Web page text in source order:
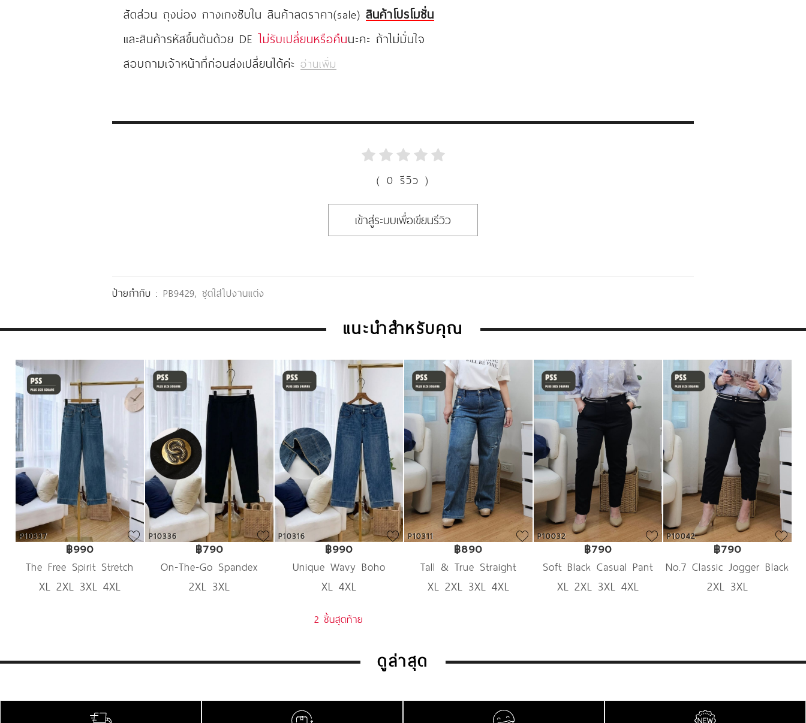
สัดส่วน ถุงน่อง กางเกงซับใน สินค้าลดราคา(sale) สินค้าโปรโมชั่น
และสินค้ารหัสขึ้นต้นด้วย DE ไม่รับเปลี่ยนหรือคืนนะคะ ถ้าไม่มั่นใจ
สอบถามเจ้าหน้าที่ก่อนส่งเปลี่ยนได้ค่ะ อ่านเพิ่ม
( 0 รีวิว )
เข้าสู่ระบบเพื่อเขียนรีวิว
ป้ายกำกับ :PB9429,ชุดใส่ไปงานแต่ง
แนะนำสำหรับคุณ
P10337
฿990
The Free Spirit Stretch
Denim
XL 2XL 3XL 4XL
P10336
฿790
On-The-Go Spandex
Trousers
2XL 3XL
P10316
฿990
Unique Wavy Boho
Denim
XL 4XL
2 ชิ้นสุดท้าย
P10311
฿890
Tall & True Straight
Denim
XL 2XL 3XL 4XL
P10032
฿790
Soft Black Casual Pant
XL 2XL 3XL 4XL
P10042
฿790
No.7 Classic Jogger Black
Pant
2XL 3XL
ดูล่าสุด